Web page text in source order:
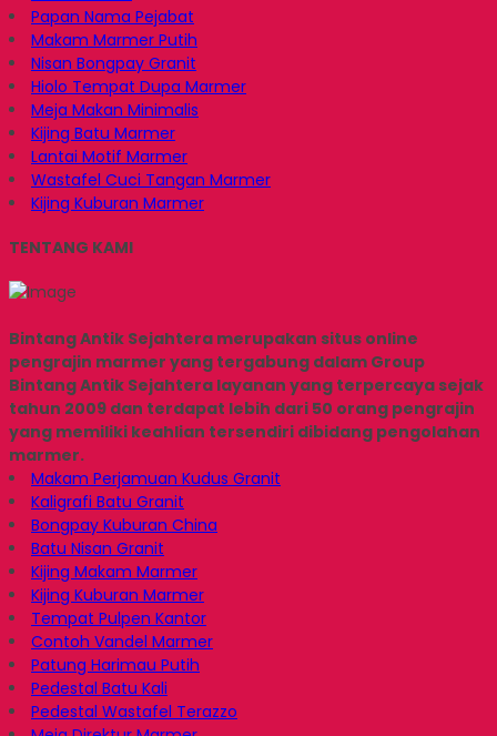
Papan Nama Pejabat
Makam Marmer Putih
Nisan Bongpay Granit
Hiolo Tempat Dupa Marmer
Meja Makan Minimalis
Kijing Batu Marmer
Lantai Motif Marmer
Wastafel Cuci Tangan Marmer
Kijing Kuburan Marmer
TENTANG KAMI
Bintang Antik Sejahtera merupakan situs online
pengrajin marmer yang tergabung dalam Group
Bintang Antik Sejahtera layanan yang terpercaya sejak
tahun 2009 dan terdapat lebih dari 50 orang pengrajin
yang memiliki keahlian tersendiri dibidang pengolahan
marmer.
Makam Perjamuan Kudus Granit
Kaligrafi Batu Granit
Bongpay Kuburan China
Batu Nisan Granit
Kijing Makam Marmer
Kijing Kuburan Marmer
Tempat Pulpen Kantor
Contoh Vandel Marmer
Patung Harimau Putih
Pedestal Batu Kali
Pedestal Wastafel Terazzo